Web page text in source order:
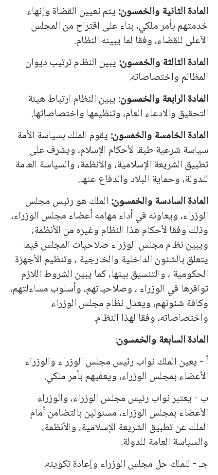
المادة الثانية والخمسون:يتم تعيين القضاة وإنهاء
خدمتهم بأمر ملكي، بناء على اقتراح من المجلس
الأعلى للقضاء، وفقا لما يبينه النظام.
المادة الثالثة والخمسون:يبين النظام ترتيب ديوان
المظالم واختصاصاته.
المادة الرابعة والخمسون: يبين النظام ارتباط هيئة
التحقيق والادعاء العام، وتنظيمها واختصاصاتها.
المادة الخامسة والخمسون:يقوم الملك بسياسة الأمة
سياسة شرعية طبقا لأحكام الإسلام، ويشرف على
تطبيق الشريعة الإسلامية، والأنظمة، والسياسة العامة
للدولة، وحماية البلاد والدفاع عنها.
المادة السادسة والخمسون:الملك هو رئيس مجلس
الوزراء، ويعاونه في أداء مهامه أعضاء مجلس الوزراء،
وذلك وفقا لأحكام هذا النظام وغيره من الأنظمة،
ويبين نظام مجلس الوزراء صلاحيات المجلس فيما
يتعلق بالشئون الداخلية والخارجية ، وتنظيم الأجهزة
الحكومية ، والتنسيق بينها، كما يبين الشروط اللازم
توافرها في الوزراء ، وصلاحياتهم، وأسلوب مساءلتهم،
وكافة شئونهم، ويعدل نظام مجلس الوزراء
واختصاصاته، وفقا لهذا النظام.
المادة السابعة والخمسون:
أ - يعين الملك نواب رئيس مجلس الوزراء والوزراء
الأعضاء بمجلس الوزراء، ويعفيهم بأمر ملكي.
ب - يعتبر نواب رئيس مجلس الوزراء، والوزراء
الأعضاء بمجلس الوزراء، مسئولين بالتضامن أمام
الملك عن تطبيق الشريعة الإسلامية، والأنظمة،
والسياسة العامة للدولة.
جـ - للملك حل مجلس الوزراء وإعادة تكوينه.